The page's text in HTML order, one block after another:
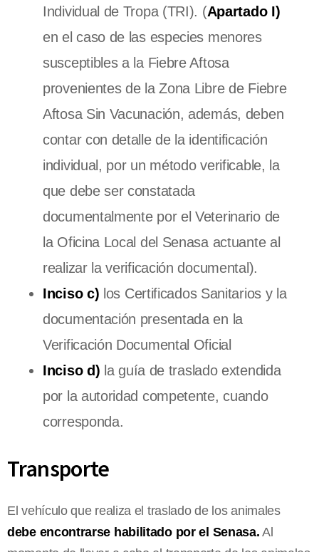
Individual de Tropa (TRI). (Apartado I)
en el caso de las especies menores
susceptibles a la Fiebre Aftosa
provenientes de la Zona Libre de Fiebre
Aftosa Sin Vacunación, además, deben
contar con detalle de la identificación
individual, por un método verificable, la
que debe ser constatada
documentalmente por el Veterinario de
la Oficina Local del Senasa actuante al
realizar la verificación documental).
Inciso c) los Certificados Sanitarios y la
documentación presentada en la
Verificación Documental Oficial
Inciso d) la guía de traslado extendida
por la autoridad competente, cuando
corresponda.
Transporte
El vehículo que realiza el traslado de los animales
debe encontrarse habilitado por el Senasa. Al